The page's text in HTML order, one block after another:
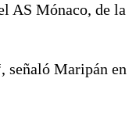
AS Mónaco, de la
señaló Maripán en